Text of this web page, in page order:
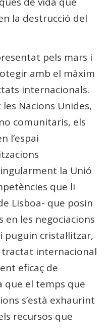
la destrucció del
pels mars i
amb el màxim
internacionals.
Nacions Unides,
comunitaris, els
l’espai
la Unió
que li
Lisboa- que posin
en les negociacions
cristal·litzar,
internacional
eficaç de
que el temps que
s’està exhaurint
recursos que